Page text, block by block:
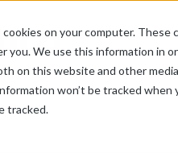
on your computer.
you. We use this information in
on this website and other
won’t be tracked
tracked.